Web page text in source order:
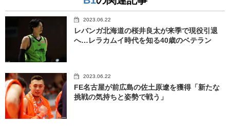
2023.06.22
レバンガ北海道の桜井良太が来季で現役引退
へ…レラカムイ時代を知る40歳のベテラン
2023.06.22
FE名古屋が前広島の佐土原遼を獲得「新たな
挑戦の気持ちと姿勢で戦う」